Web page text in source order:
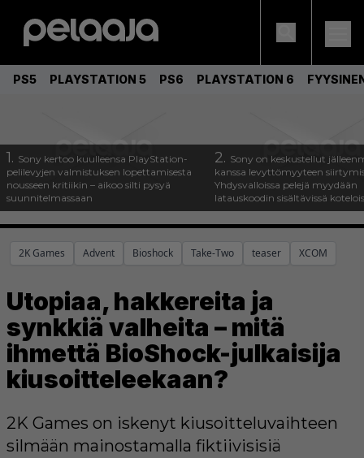
PS5 PLAYSTATION 5 PS6 PLAYSTATION 6
1. Sony kertoo kuulleensa PlayStation-
pelilevyjen valmistuksen lopettamisesta
nousseen kritiikin – aikoo silti pysyä
suunnitelmassaan
2. Sony on keskustellut
kanssa levyttömyyteen
Yhdysvalloissa pelejä myydään
latauskoodin sisältävissä
2K Games Advent Bioshock Take-Two teaser XCOM
Utopiaa, hakkereita ja
synkkiä valheita – mitä
ihmettä BioShock-julkaisija
kiusoitteleekaan?
2K Games on iskenyt kiusoitteluvaihteen
silmään mainostamalla fiktiivisisiä